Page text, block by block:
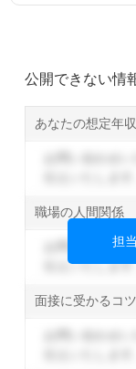
公開できない情
あなたの想定年収
職場の人間関係
お問い合わせ
伝えいたしま
面接に受かるコツ
担